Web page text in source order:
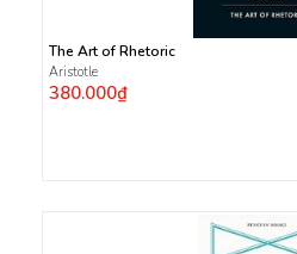
The Art of Rhetoric
Aristotle
380.000₫